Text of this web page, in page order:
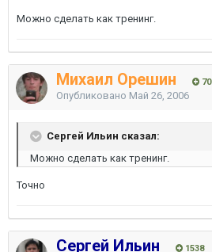
Можно сделать как тренинг.
Михаил Орешин 70
Опубликовано Май 26, 2006
Сергей Ильин сказал:
Можно сделать как тренинг.
Точно
Сергей Ильин 1538